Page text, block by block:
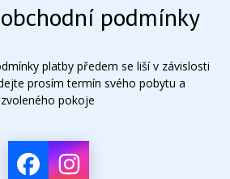
podmínky
platby předem se liší v závislosti
prosím termín svého pobytu a
pokoje